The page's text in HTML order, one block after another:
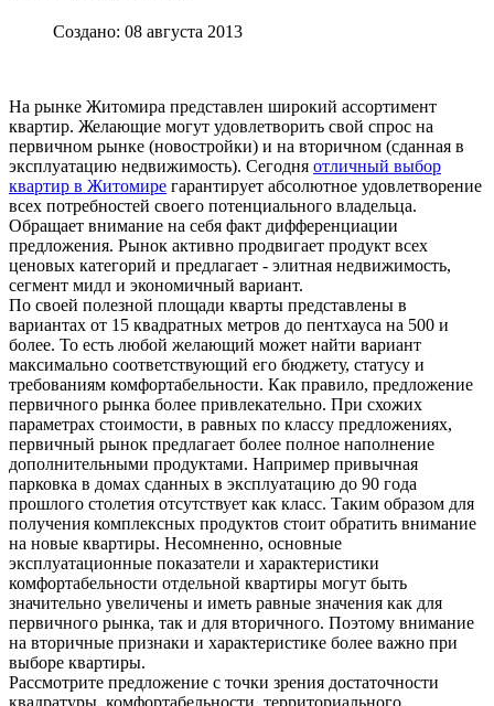
Создано: 08 августа 2013
На рынке Житомира представлен широкий ассортимент
квартир. Желающие могут удовлетворить свой спрос на
первичном рынке (новостройки) и на вторичном (сданная в
эксплуатацию недвижимость). Сегодня отличный выбор
квартир в Житомире гарантирует абсолютное удовлетворение
всех потребностей своего потенциального владельца.
Обращает внимание на себя факт дифференциации
предложения. Рынок активно продвигает продукт всех
ценовых категорий и предлагает - элитная недвижимость,
сегмент мидл и экономичный вариант.
По своей полезной площади кварты представлены в
вариантах от 15 квадратных метров до пентхауса на 500 и
более. То есть любой желающий может найти вариант
максимально соответствующий его бюджету, статусу и
требованиям комфортабельности. Как правило, предложение
первичного рынка более привлекательно. При схожих
параметрах стоимости, в равных по классу предложениях,
первичный рынок предлагает более полное наполнение
дополнительными продуктами. Например привычная
парковка в домах сданных в эксплуатацию до 90 года
прошлого столетия отсутствует как класс. Таким образом для
получения комплексных продуктов стоит обратить внимание
на новые квартиры. Несомненно, основные
эксплуатационные показатели и характеристики
комфортабельности отдельной квартиры могут быть
значительно увеличены и иметь равные значения как для
первичного рынка, так и для вторичного. Поэтому внимание
на вторичные признаки и характеристике более важно при
выборе квартиры.
Рассмотрите предложение с точки зрения достаточности
квадратуры, комфортабельности, территориального